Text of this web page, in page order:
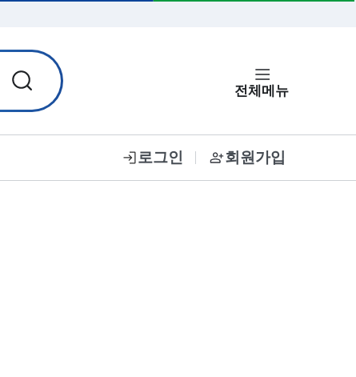
입력한 비밀번호 보기 전체메뉴
로그인 회원가입